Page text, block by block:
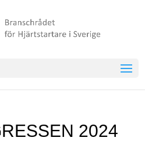
2024